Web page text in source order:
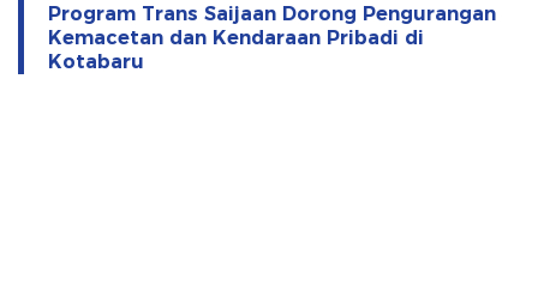
Program Trans Saijaan Dorong Pengurangan
Kemacetan dan Kendaraan Pribadi di
Kotabaru